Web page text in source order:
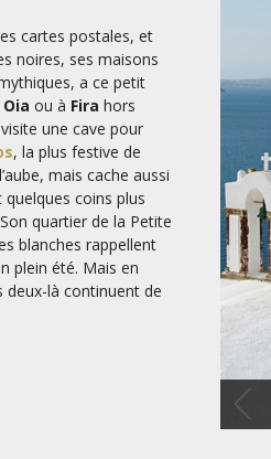
cartes postales, et
noires, ses maisons
a ce petit
Oia ou à Fira hors
une cave pour
, la plus festive de
mais cache aussi
quelques coins plus
quartier de la Petite
blanches rappellent
plein été. Mais en
là continuent de